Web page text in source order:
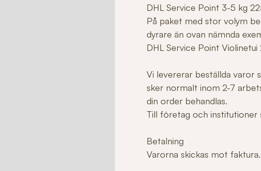
DHL Service Point 3-5 kg
På paket med stor volym
dyrare än ovan nämnda
DHL Service Point
Vi levererar beställda varor
sker normalt inom 2-7
din order behandlas.
Till företag och institutioner
Betalning
Varorna skickas mot